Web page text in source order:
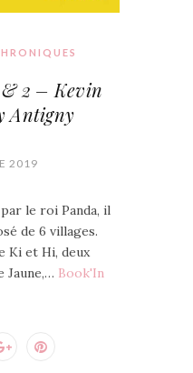
& 2 – Kevin
Antigny
2019
le roi Panda, il
de 6 villages.
Ki et Hi, deux
Jaune,… Book'In